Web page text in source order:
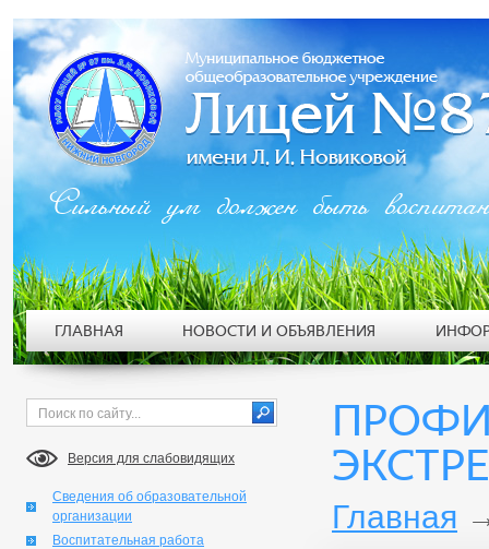
Версия для слабовидящих
Сведения об образовательной
организации
Воспитательная работа
Главная
Сильный ум должен быть
ГЛАВНАЯ НОВОСТИ И ОБЪЯВЛЕНИЯ